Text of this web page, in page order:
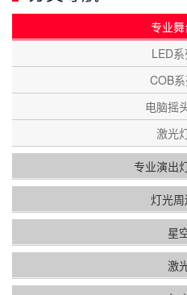
专业
LED
COB
电脑摇
激光
专业演出
灯光
星
激